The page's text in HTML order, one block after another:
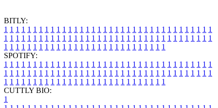
BITLY:
1 1 1 1 1 1 1 1 1 1 1 1 1 1 1 1 1 1 1 1 1 1 1 1 1 1 1 1 1 1 1 1 1 1 1 1
1 1 1 1 1 1 1 1 1 1 1 1 1 1 1 1 1 1 1 1 1 1 1 1 1 1 1 1 1 1 1 1 1 1 1 1
1 1 1 1 1 1 1 1 1 1 1 1 1 1 1 1 1 1 1 1 1 1 1 1 1 1 1 1
SPOTIFY:
1 1 1 1 1 1 1 1 1 1 1 1 1 1 1 1 1 1 1 1 1 1 1 1 1 1 1 1 1 1 1 1 1 1 1 1
1 1 1 1 1 1 1 1 1 1 1 1 1 1 1 1 1 1 1 1 1 1 1 1 1 1 1 1 1 1 1 1 1 1 1 1
1 1 1 1 1 1 1 1 1 1 1 1 1 1 1 1 1 1 1 1 1 1 1 1 1 1 1 1
CUTTLY BIO:
1